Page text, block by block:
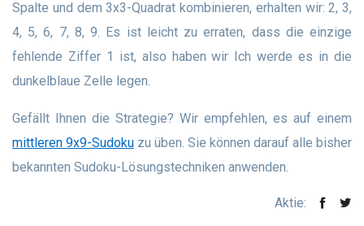
Spalte und dem 3x3-Quadrat kombinieren, erhalten wir: 2, 3,
4, 5, 6, 7, 8, 9. Es ist leicht zu erraten, dass die einzige
fehlende Ziffer 1 ist, also haben wir Ich werde es in die
dunkelblaue Zelle legen.
Gefällt Ihnen die Strategie? Wir empfehlen, es auf einem
mittleren 9x9-Sudoku zu üben. Sie können darauf alle bisher
bekannten Sudoku-Lösungstechniken anwenden.
Aktie: